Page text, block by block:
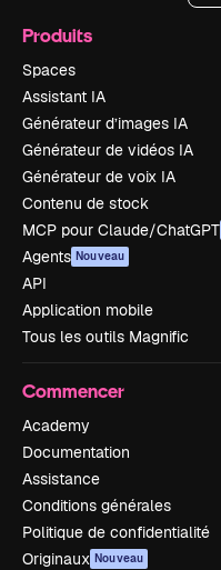
Produits
Spaces
Assistant IA
Générateur d’images IA
Générateur de vidéos IA
Générateur de voix IA
Contenu de stock
MCP pour Claude/ChatGPT
Agents Nouveau
API
Application mobile
Tous les outils Magnific
Commencer
Academy
Documentation
Assistance
Conditions générales
Politique de confidentialité
Originaux Nouveau